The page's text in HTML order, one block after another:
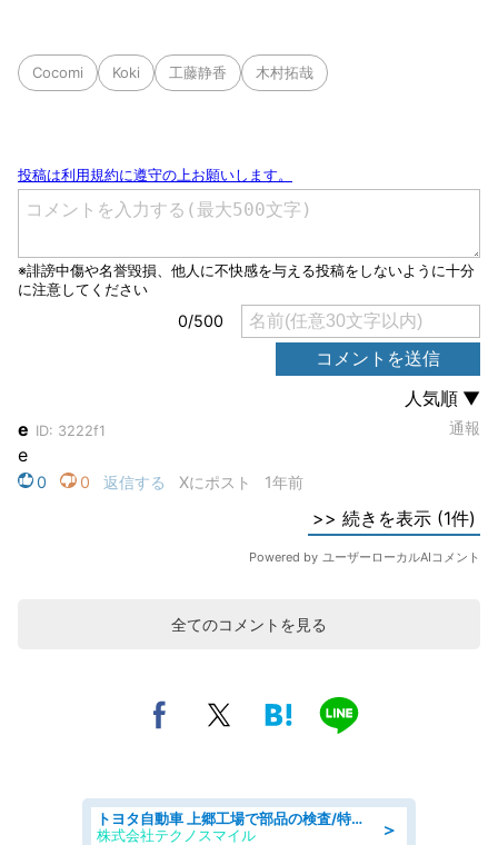
Cocomi Koki 工藤静香 木村拓哉
全てのコメントを見る
＞
トヨタ自動車 上郷工場で部品の検査/特典168万/tutumi
株式会社テクノスマイル